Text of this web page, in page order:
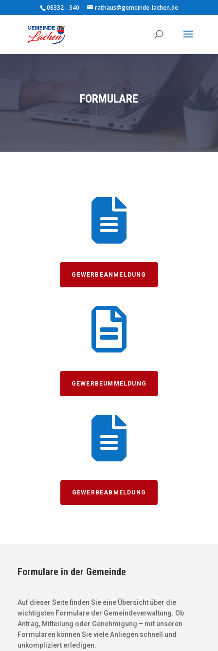
08332 - 340 rathaus@gemeinde-lachen.de
FORMULARE

GEWERBEANMELDUNG

GEWERBEUMMELDUNG

GEWERBEABMELDUNG
Formulare in der Gemeinde
Auf dieser Seite finden Sie eine Übersicht über die
wichtigsten Formulare der Gemeindeverwaltung. Ob
Antrag, Mitteilung oder Genehmigung – mit unseren
Formularen können Sie viele Anliegen schnell und
unkompliziert erledigen.